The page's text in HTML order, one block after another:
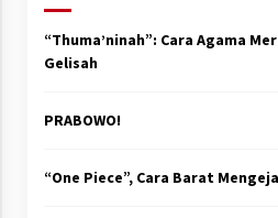
“Thuma’ninah”: Cara Agama
Gelisah
PRABOWO!
“One Piece”, Cara Barat